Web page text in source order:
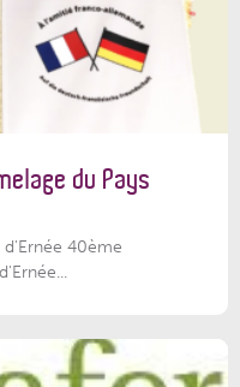
du Pays
d'Ernée 40ème